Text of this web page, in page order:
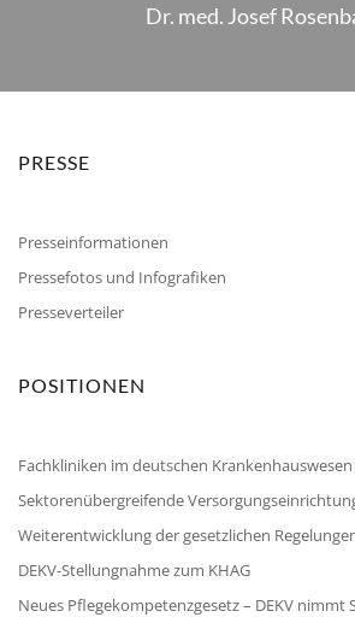
Dr. med. Josef
PRESSE
Presseinformationen
Pressefotos und Infografiken
Presseverteiler
POSITIONEN
Fachkliniken im deutschen Krankenhauswesen
Sektorenübergreifende
Weiterentwicklung der gesetzlichen
DEKV-Stellungnahme zum KHAG
Neues Pflegekompetenzgesetz – DEKV nimmt